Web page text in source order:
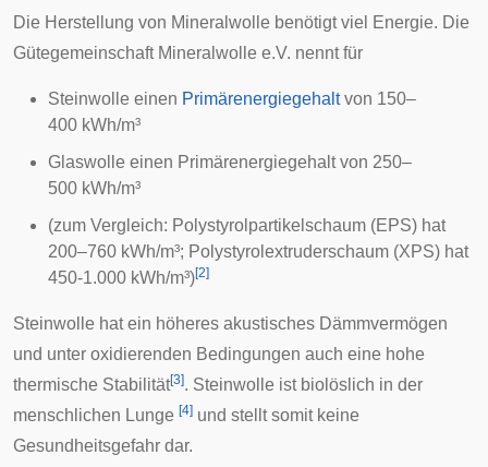
Die Herstellung von Mineralwolle benötigt viel Energie. Die
Gütegemeinschaft Mineralwolle e.V. nennt für
Steinwolle einen Primärenergiegehaltvon 150–
400 kWh/m³
Glaswolle einen Primärenergiegehalt von 250–
500 kWh/m³
(zum Vergleich: Polystyrolpartikelschaum (EPS) hat
200–760 kWh/m³; Polystyrolextruderschaum (XPS) hat
450-1.000 kWh/m³)[2]
Steinwolle hat ein höheres akustisches Dämmvermögen
und unter oxidierenden Bedingungen auch eine hohe
thermische Stabilität[3]. Steinwolle ist biolöslich in der
menschlichen Lunge [4] und stellt somit keine
Gesundheitsgefahr dar.